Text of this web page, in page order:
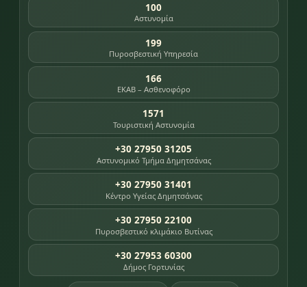
100
Αστυνομία
199
Πυροσβεστική Υπηρεσία
166
ΕΚΑΒ – Ασθενοφόρο
1571
Τουριστική Αστυνομία
+30 27950 31205
Αστυνομικό Τμήμα Δημητσάνας
+30 27950 31401
Κέντρο Υγείας Δημητσάνας
+30 27950 22100
Πυροσβεστικό κλιμάκιο Βυτίνας
+30 27953 60300
Δήμος Γορτυνίας